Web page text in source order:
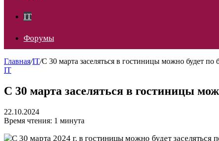
IT
Форумы
Главная/IT/С 30 марта заселяться в гостиницы можно будет
IT
С 30 марта заселяться в гостиницы
22.10.2024
Время чтения: 1 минута